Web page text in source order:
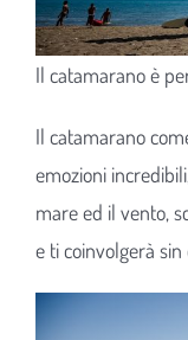
Il catamarano è
Il catamarano
emozioni
mare ed il vento,
e ti coinvolgerà